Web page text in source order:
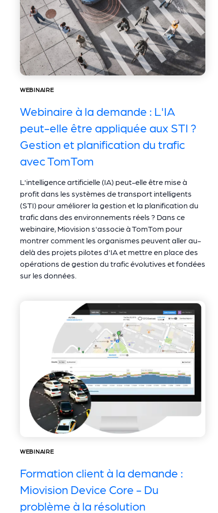
WEBINAIRE
Webinaire à la demande : L'IA
peut-elle être appliquée aux STI ?
Gestion et planification du trafic
avec TomTom
L'intelligence artificielle (IA) peut-elle être mise à
profit dans les systèmes de transport intelligents
(STI) pour améliorer la gestion et la planification du
trafic dans des environnements réels ? Dans ce
webinaire, Miovision s'associe à TomTom pour
montrer comment les organismes peuvent aller au-
delà des projets pilotes d'IA et mettre en place des
opérations de gestion du trafic évolutives et fondées
sur les données.
WEBINAIRE
Formation client à la demande :
Miovision Device Core - Du
problème à la résolution